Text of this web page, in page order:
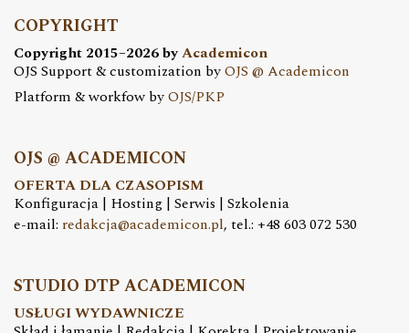
COPYRIGHT
Copyright 2015–2026 byAcademicon
OJS Support & customization byOJS @ Academicon
Platform & workfow byOJS/PKP
OJS @ ACADEMICON
OFERTA DLA CZASOPISM
Konfiguracja | Hosting | Serwis | Szkolenia
e-mail: redakcja@academicon.pl, tel.: +48 603 072 530
STUDIO DTP ACADEMICON
USŁUGI WYDAWNICZE